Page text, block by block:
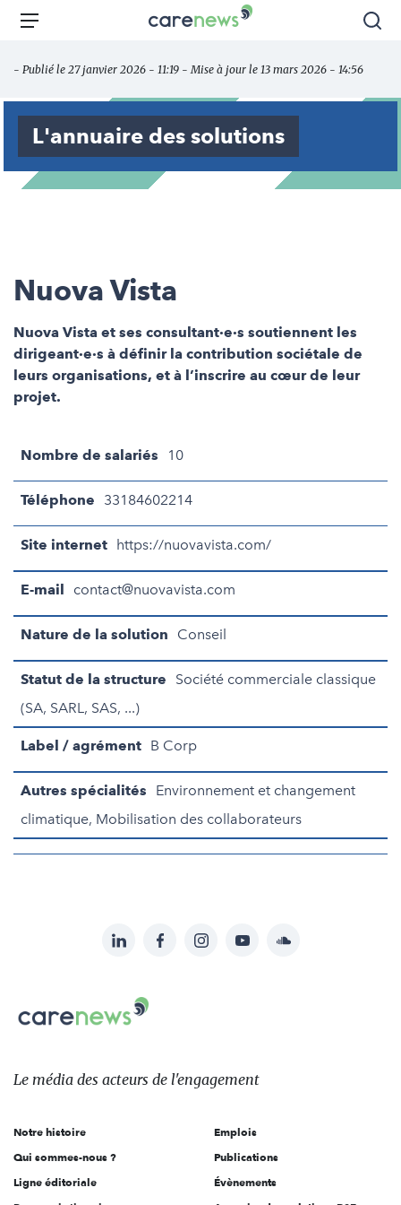
Aller
principal
Carenews,
des
acteurs
l'engagement
Menu
- Publié le 27 janvier 2026 - 11:19 - Mise à jour le 13 mars 2026 - 14:56
L'annuaire des solutions
Nuova Vista
Nuova Vista et ses consultant·e·s soutiennent les
dirigeant·e·s à définir la contribution sociétale de
leurs organisations, et à l’inscrire au cœur de leur
projet.
Nombre de salariés 10
Téléphone 33184602214
Site internet https://nuovavista.com/
E-mail contact@nuovavista.com
Nature de la solution Conseil
Statut de la structure
Société commerciale classique
(SA, SARL, SAS, ...)
Label / agrément B Corp
Autres spécialités
Environnement et changement
climatique, Mobilisation des collaborateurs
sur:
LinkedInFacebookInstagramYouTubeSoundcloud
Carenews,
Le
des
l'engagement
Le média des acteurs de l'engagement
Notre histoire
Qui sommes-nous ?
Ligne éditoriale
Emplois
Publications
Évènements